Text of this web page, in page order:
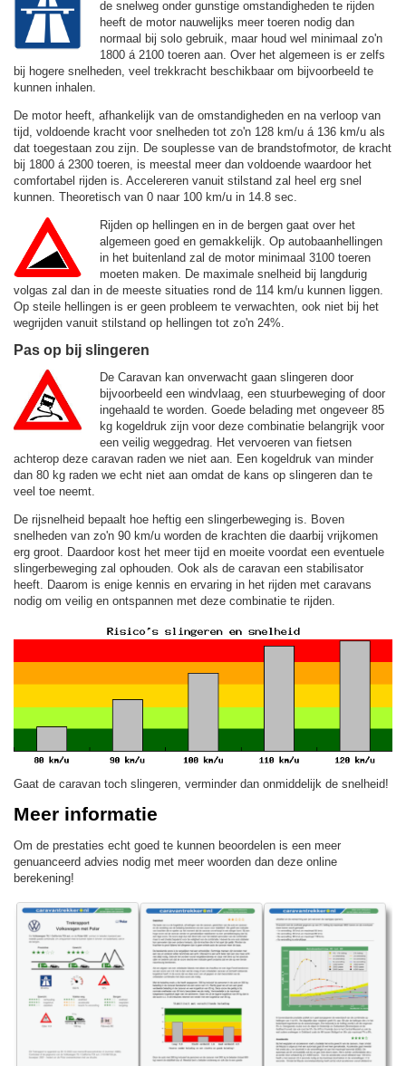
de snelweg onder gunstige omstandigheden te rijden
heeft de motor nauwelijks meer toeren nodig dan
normaal bij solo gebruik, maar houd wel minimaal zo'n
1800 á 2100 toeren aan. Over het algemeen is er zelfs
bij hogere snelheden, veel trekkracht beschikbaar om bijvoorbeeld te
kunnen inhalen.
De motor heeft, afhankelijk van de omstandigheden en na verloop van
tijd, voldoende kracht voor snelheden tot zo'n 128 km/u á 136 km/u als
dat toegestaan zou zijn. De souplesse van de brandstofmotor, de kracht
bij 1800 á 2300 toeren, is meestal meer dan voldoende waardoor het
comfortabel rijden is. Accelereren vanuit stilstand zal heel erg snel
kunnen. Theoretisch van 0 naar 100 km/u in 14.8 sec.
Rijden op hellingen en in de bergen gaat over het
algemeen goed en gemakkelijk. Op autobaanhellingen
in het buitenland zal de motor minimaal 3100 toeren
moeten maken. De maximale snelheid bij langdurig
volgas zal dan in de meeste situaties rond de 114 km/u kunnen liggen.
Op steile hellingen is er geen probleem te verwachten, ook niet bij het
wegrijden vanuit stilstand op hellingen tot zo'n 24%.
Pas op bij slingeren
De Caravan kan onverwacht gaan slingeren door
bijvoorbeeld een windvlaag, een stuurbeweging of door
ingehaald te worden. Goede belading met ongeveer 85
kg kogeldruk zijn voor deze combinatie belangrijk voor
een veilig weggedrag. Het vervoeren van fietsen
achterop deze caravan raden we niet aan. Een kogeldruk van minder
dan 80 kg raden we echt niet aan omdat de kans op slingeren dan te
veel toe neemt.
De rijsnelheid bepaalt hoe heftig een slingerbeweging is. Boven
snelheden van zo'n 90 km/u worden de krachten die daarbij vrijkomen
erg groot. Daardoor kost het meer tijd en moeite voordat een eventuele
slingerbeweging zal ophouden. Ook als de caravan een stabilisator
heeft. Daarom is enige kennis en ervaring in het rijden met caravans
nodig om veilig en ontspannen met deze combinatie te rijden.
Gaat de caravan toch slingeren, verminder dan onmiddelijk de snelheid!
Meer informatie
Om de prestaties echt goed te kunnen beoordelen is een meer
genuanceerd advies nodig met meer woorden dan deze online
berekening!